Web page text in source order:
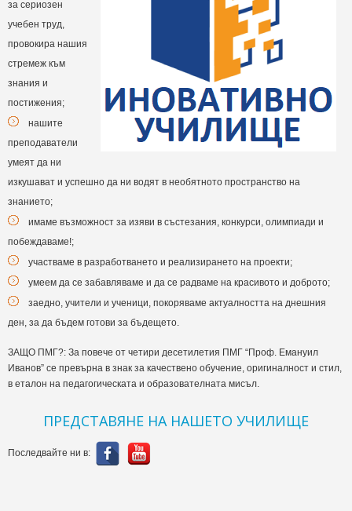
за сериозен
учебен труд,
провокира нашия
стремеж към
знания и
постижения;
нашите
преподаватели
умеят да ни
изкушават и успешно да ни водят в необятното пространство на
знанието;
имаме възможност за изяви в състезания, конкурси, олимпиади и
побеждаваме!;
участваме в разработването и реализирането на проекти;
умеем да се забавляваме и да се радваме на красивото и доброто;
заедно, учители и ученици, покоряваме актуалността на днешния
ден, за да бъдем готови за бъдещето.
ЗАЩО ПМГ?: За повече от четири десетилетия ПМГ “Проф. Емануил
Иванов” се превърна в знак за качествено обучение, оригиналност и стил,
в еталон на педагогическата и образователната мисъл.
ПРЕДСТАВЯНЕ НА НАШЕТО УЧИЛИЩЕ
Последвайте ни в: